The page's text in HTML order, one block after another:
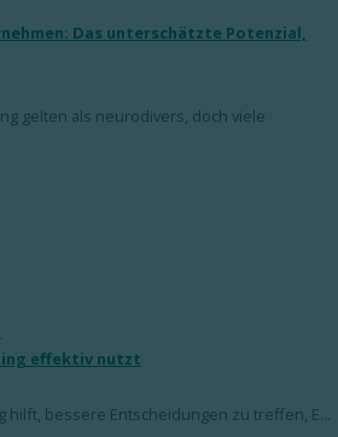
Das unterschätzte Potenzial,
gelten als neurodivers, doch viele
effektiv nutzt
hilft, bessere Entscheidungen zu treffen, E...